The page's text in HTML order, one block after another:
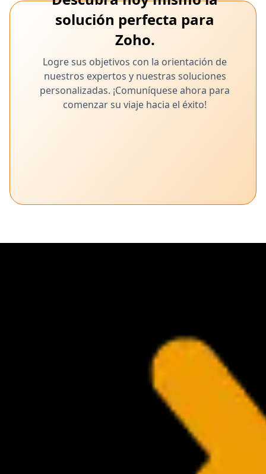
solución perfecta para
Zoho.
Logre sus objetivos con la orientación de
nuestros expertos y nuestras soluciones
personalizadas. ¡Comuníquese ahora para
comenzar su viaje hacia el éxito!